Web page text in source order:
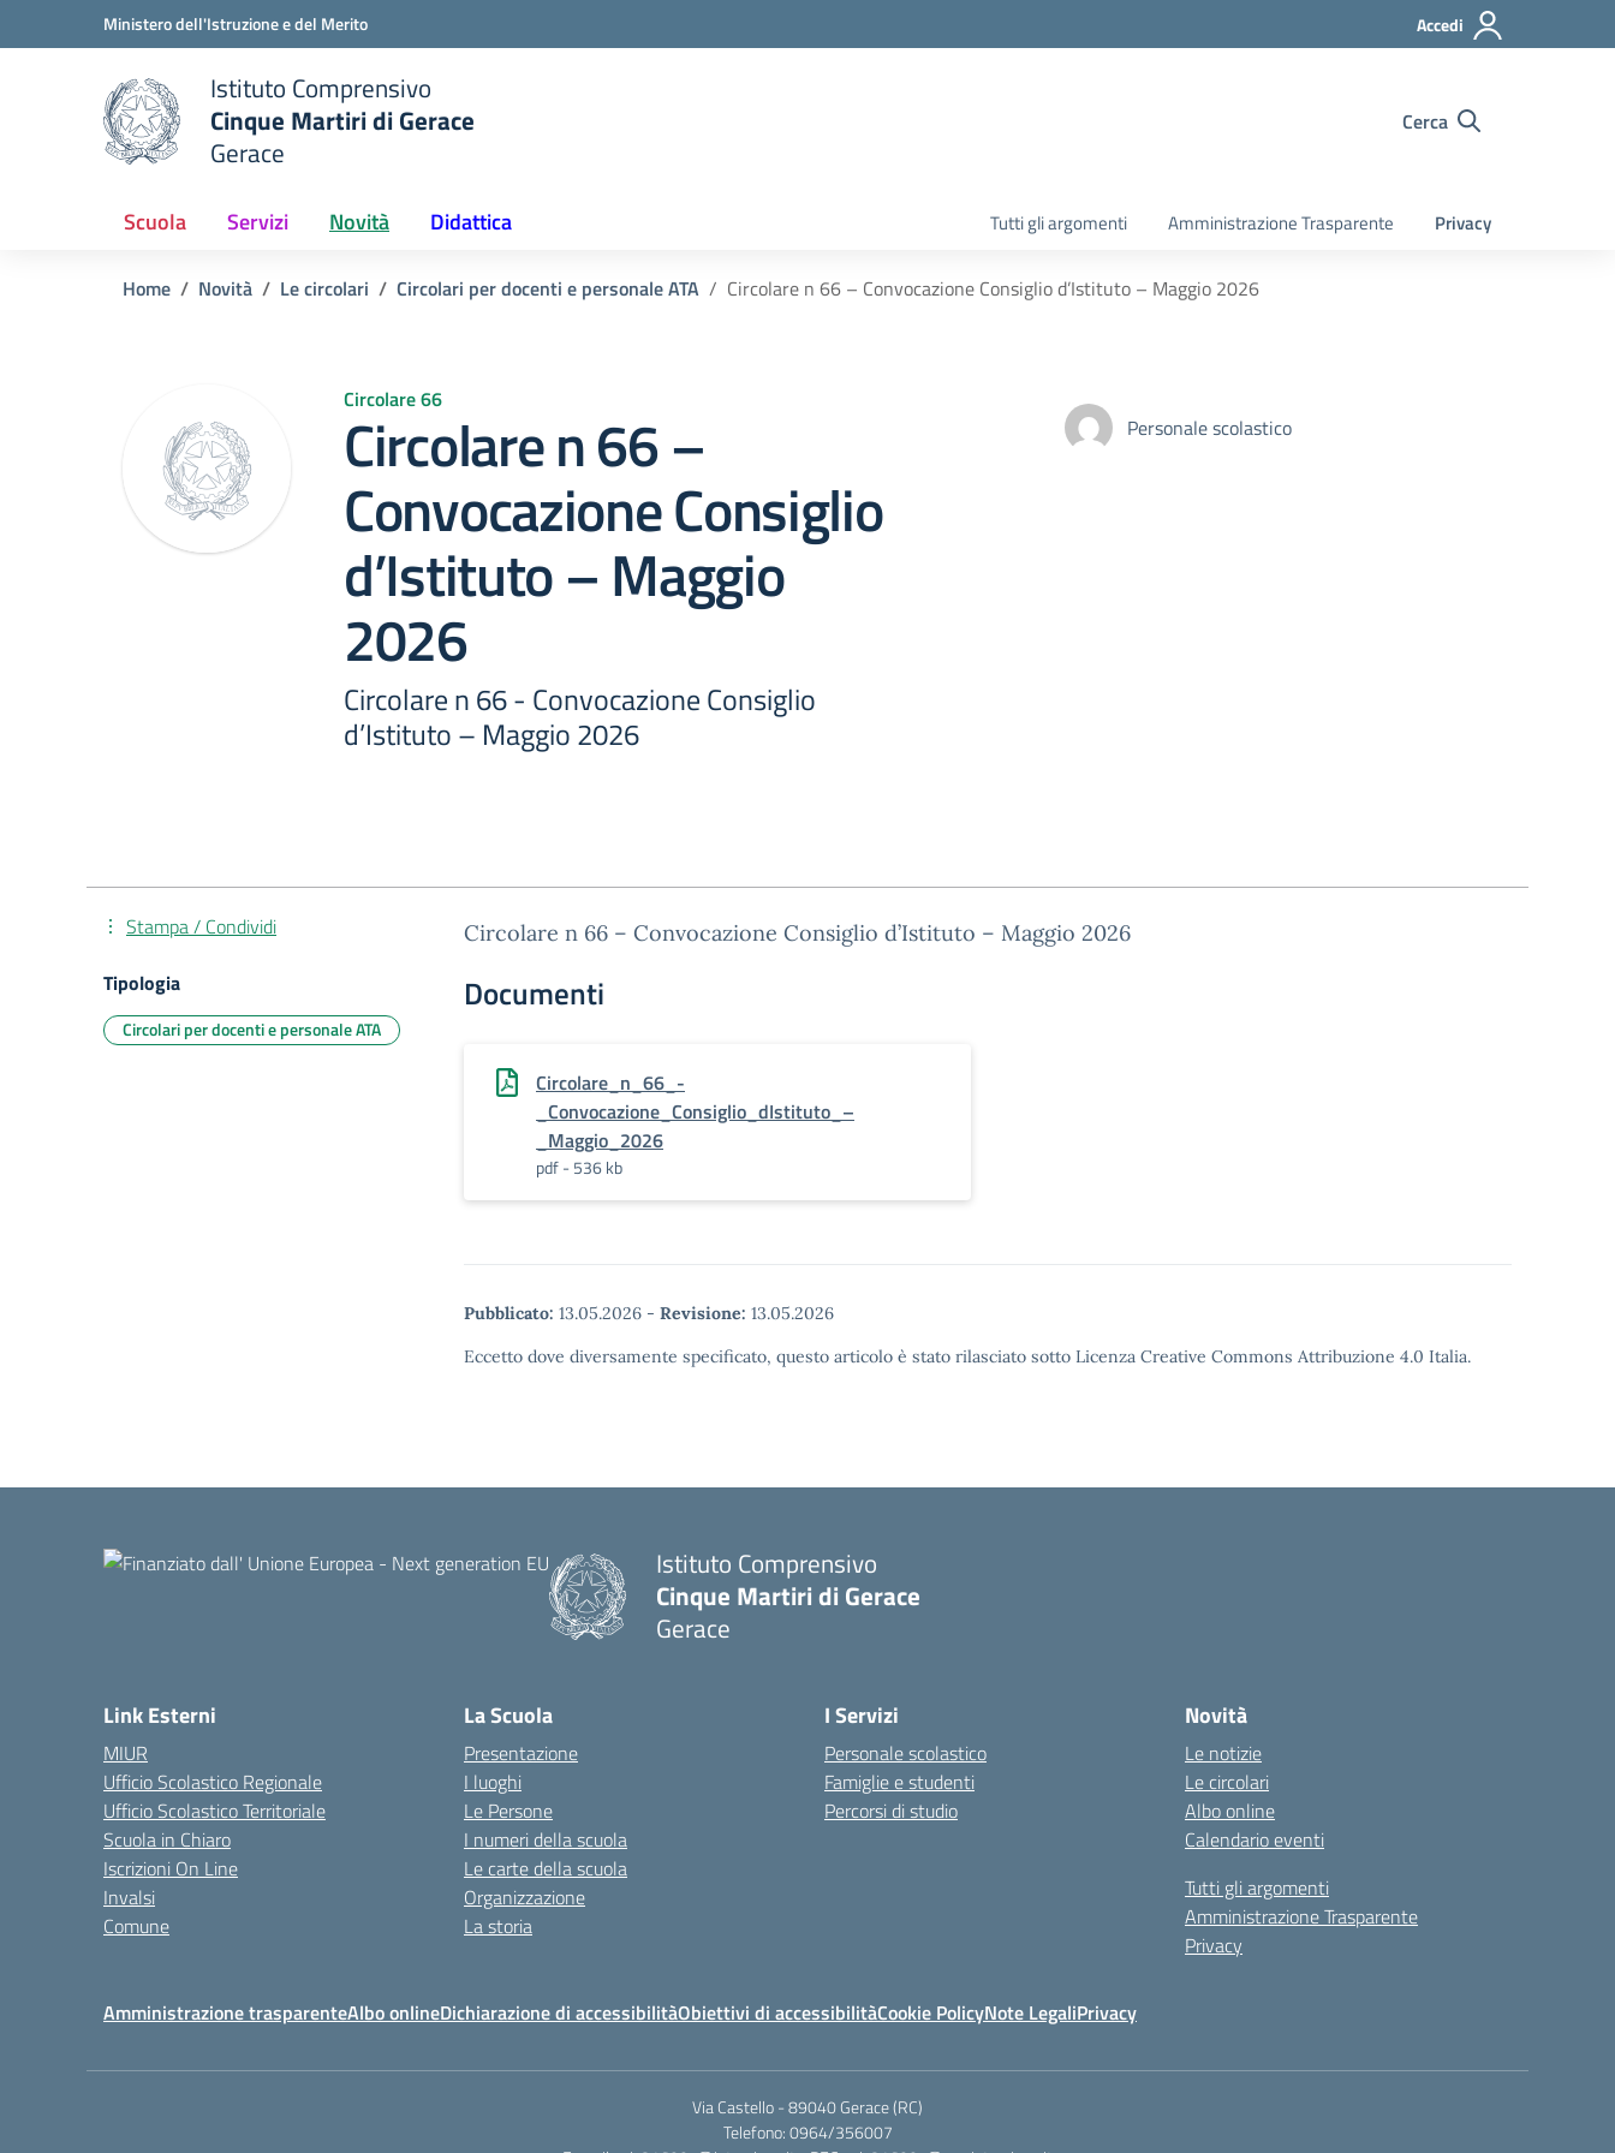
Vai ai contenuti
Vai al menu di navigazioneMinistero dell'Istruzione e del Merito Accedi
scuola
Istituto Comprensivo
Cinque Martiri di Gerace
Gerace
Cerca
Scuola Servizi Novità Didattica Tutti gli argomenti Amministrazione Trasparente Privacy
Home Novità Le circolari Circolari per docenti e personale ATA Circolare n 66 – Convocazione Consiglio d’Istituto – Maggio 2026
Circolare 66
Circolare n 66 –
Convocazione Consiglio
d’Istituto – Maggio
2026
Circolare n 66 - Convocazione Consiglio
d’Istituto – Maggio 2026
Personale scolastico
Circolare n 66 – Convocazione Consiglio d’Istituto – Maggio 2026
Documenti
Circolare_n_66_-
_Convocazione_Consiglio_dIstituto_–
_Maggio_2026
pdf - 536 kb
Pubblicato: 13.05.2026 - Revisione: 13.05.2026
Eccetto dove diversamente specificato, questo articolo è stato rilasciato sotto Licenza Creative Commons Attribuzione 4.0 Italia.
Stampa / Condividi
Tipologia
Circolari per docenti e personale ATA
Istituto Comprensivo
Cinque Martiri di Gerace
Gerace
Link Esterni
MIUR
Ufficio Scolastico Regionale
Ufficio Scolastico Territoriale
Scuola in Chiaro
Iscrizioni On Line
Invalsi
Comune
La Scuola
Presentazione
I luoghi
Le Persone
I numeri della scuola
Le carte della scuola
Organizzazione
La storia
I Servizi
Personale scolastico
Famiglie e studenti
Percorsi di studio
Novità
Le notizie
Le circolari
Albo online
Calendario eventi
Tutti gli argomenti
Amministrazione Trasparente
Privacy
Amministrazione trasparenteAlbo onlineDichiarazione di accessibilitàObiettivi di accessibilitàCookie PolicyNote LegaliPrivacy
Via Castello - 89040 Gerace (RC)
Telefono: 0964/356007